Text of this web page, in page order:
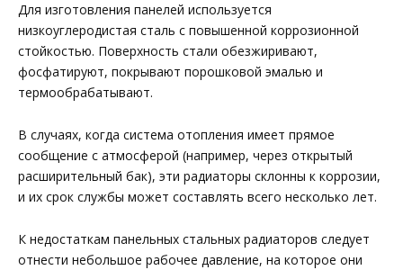
Для изготовления панелей используется
низкоуглеродистая сталь с повышенной коррозионной
стойкостью. Поверхность стали обезжиривают,
фосфатируют, покрывают порошковой эмалью и
термообрабатывают.
В случаях, когда система отопления имеет прямое
сообщение с атмосферой (например, через открытый
расширительный бак), эти радиаторы склонны к коррозии,
и их срок службы может составлять всего несколько лет.
К недостаткам панельных стальных радиаторов следует
отнести небольшое рабочее давление, на которое они